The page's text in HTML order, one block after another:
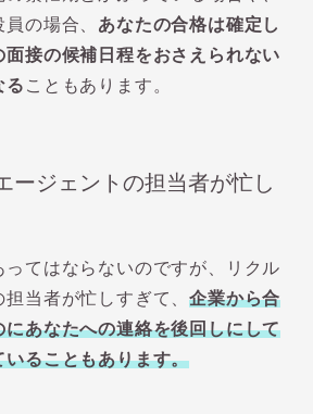
の場合、 あなたの合格は確定し
接の候補日程をおさえられない
る こともあります。
ジェントの担当者が忙し
ってはならないのですが、リクル
担当者が忙しすぎて、企業から合
あなたへの連絡を後回しにして
ることもあります。